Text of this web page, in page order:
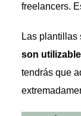
freelancers.
Las plantillas
son
tendrás que